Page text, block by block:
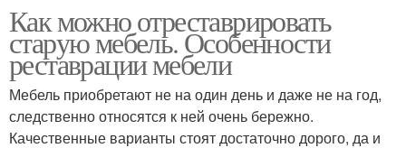
Как можно отреставрировать
старую мебель. Особенности
реставрации мебели
Мебель приобретают не на один день и даже не на год,
следственно относятся к ней очень бережно.
Качественные варианты стоят достаточно дорого, да и